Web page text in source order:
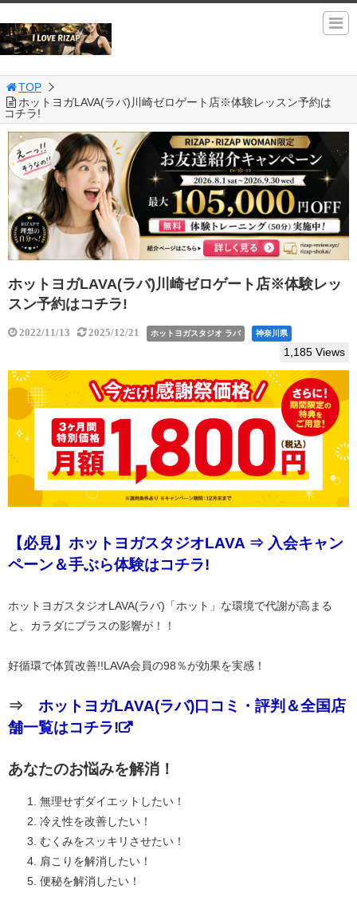
TOP
ホットヨガLAVA(ラバ)川崎ゼロゲート店※体験レッスン予約は
コチラ!
ホットヨガLAVA(ラバ)川崎ゼロゲート店※体験レッ
スン予約はコチラ!
2022/11/13 2025/12/21 ホットヨガスタジオ ラバ 神奈川県
1,185 Views
【必見】ホットヨガスタジオLAVA ⇒ 入会キャン
ペーン＆手ぶら体験はコチラ!
ホットヨガスタジオLAVA(ラバ)「ホット」な環境で代謝が高まる
と、カラダにプラスの影響が！！
好循環で体質改善!!LAVA会員の98％が効果を実感！
⇒ ホットヨガLAVA(ラバ)口コミ・評判＆全国店
舗一覧はコチラ!
あなたのお悩みを解消！
無理せずダイエットしたい！
冷え性を改善したい！
むくみをスッキリさせたい！
肩こりを解消したい！
便秘を解消したい！